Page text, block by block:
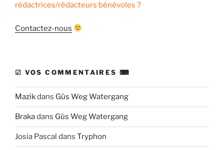
rédactrices/rédacteurs bénévoles ?
Contactez-nous
☑ VOS COMMENTAIRES ⌨
Mazikdans Güs Weg Watergang
Brakadans Güs Weg Watergang
Josia Pascal dans Tryphon